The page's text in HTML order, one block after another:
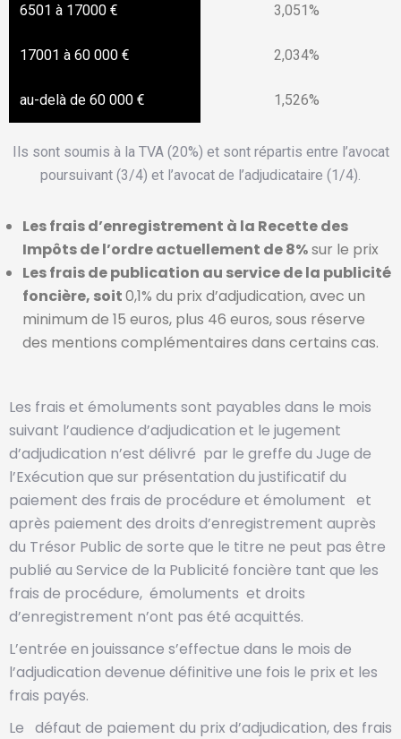
3,051%
2,034%
1,526%
Ils sont soumis à la TVA (20%) et sont répartis entre l’avocat
poursuivant (3/4) et l’avocat de l’adjudicataire (1/4).
Les frais d’enregistrement à la Recette des
Impôts de l’ordre actuellement de 8%sur le prix
Les frais de publication au service de la publicité
foncière, soit0,1% du prix d’adjudication, avec un
minimum de 15 euros, plus 46 euros, sous réserve
des mentions complémentaires dans certains cas.
Les frais et émoluments sont payables dans le mois
suivant l’audience d’adjudication et le jugement
d’adjudication n’est délivré par le greffe du Juge de
l’Exécution que sur présentation du justificatif du
paiement des frais de procédure et émolument et
après paiement des droits d’enregistrement auprès
du Trésor Public de sorte que le titre ne peut pas être
publié au Service de la Publicité foncière tant que les
frais de procédure, émoluments et droits
d’enregistrement n’ont pas été acquittés.
L’entrée en jouissance s’effectue dans le mois de
l’adjudication devenue définitive une fois le prix et les
frais payés.
Le défaut de paiement du prix d’adjudication, des frais